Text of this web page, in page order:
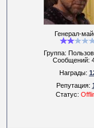
Генерал-
Группа:
Сообщений:
Награды:
Репутация:
Статус: